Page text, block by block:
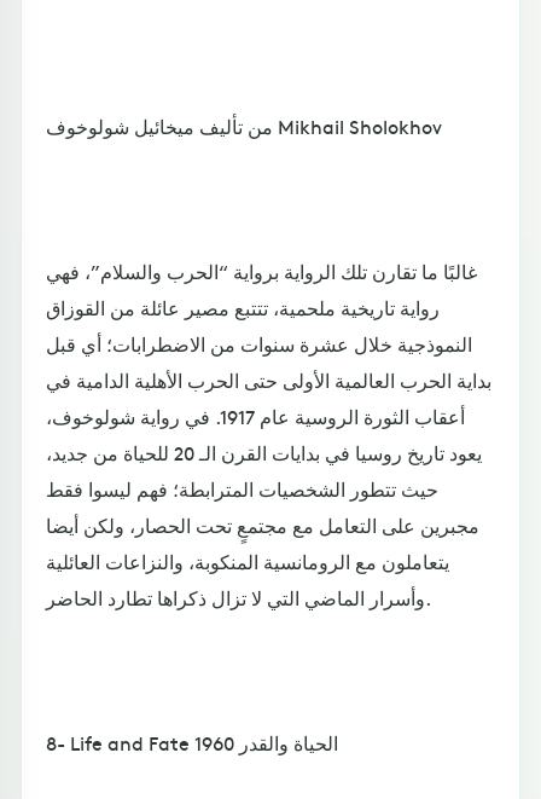
من تأليف ميخائيل شولوخوف Mikhail Sholokhov
غالبًا ما تقارن تلك الرواية برواية “الحرب والسلام”، فهي
رواية تاريخية ملحمية، تتتبع مصير عائلة من القوزاق
النموذجية خلال عشرة سنوات من الاضطرابات؛ أي قبل
بداية الحرب العالمية الأولى حتى الحرب الأهلية الدامية في
أعقاب الثورة الروسية عام 1917. في رواية شولوخوف،
يعود تاريخ روسيا في بدايات القرن الـ 20 للحياة من جديد،
حيث تتطور الشخصيات المترابطة؛ فهم ليسوا فقط
مجبرين على التعامل مع مجتمعٍ تحت الحصار، ولكن أيضا
يتعاملون مع الرومانسية المنكوبة، والنزاعات العائلية
وأسرار الماضي التي لا تزال ذكراها تطارد الحاضر.
8- Life and Fate الحياة والقدر 1960